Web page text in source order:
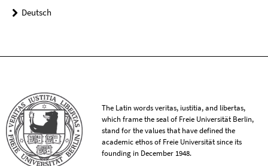
Deutsch
The Latin words veritas, iustitia, and libertas,
which frame the seal of Freie Universität Berlin,
stand for the values that have defined the
academic ethos of Freie Universität since its
founding in December 1948.